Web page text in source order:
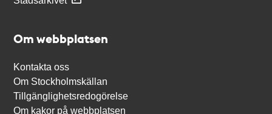
Om webbplatsen
Kontakta oss
Om Stockholmskällan
Tillgänglighetsredogörelse
Om kakor på webbplatsen